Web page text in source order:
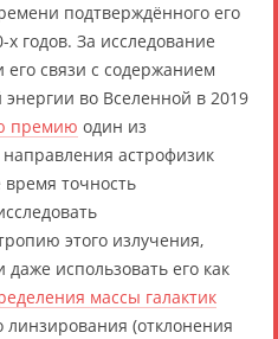
подтверждённого его
годов. За исследование
его связи с содержанием
во Вселенной в 2019
премию один из
астрофизик
точность
этого излучения,
даже использовать его как
массы галактик
линзирования (отклонения